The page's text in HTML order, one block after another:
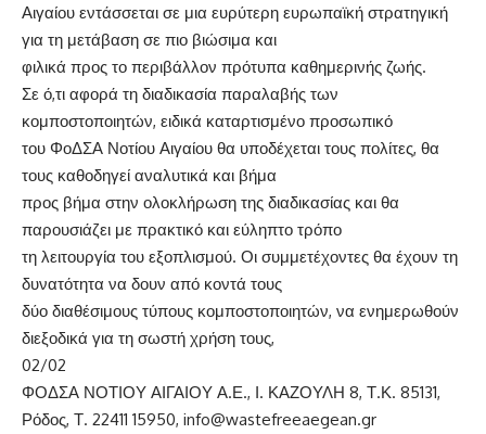
Αιγαίου εντάσσεται σε μια ευρύτερη ευρωπαϊκή στρατηγική
για τη μετάβαση σε πιο βιώσιμα και
φιλικά προς το περιβάλλον πρότυπα καθημερινής ζωής.
Σε ό,τι αφορά τη διαδικασία παραλαβής των
κομποστοποιητών, ειδικά καταρτισμένο προσωπικό
του ΦοΔΣΑ Νοτίου Αιγαίου θα υποδέχεται τους πολίτες, θα
τους καθοδηγεί αναλυτικά και βήμα
προς βήμα στην ολοκλήρωση της διαδικασίας και θα
παρουσιάζει με πρακτικό και εύληπτο τρόπο
τη λειτουργία του εξοπλισμού. Οι συμμετέχοντες θα έχουν τη
δυνατότητα να δουν από κοντά τους
δύο διαθέσιμους τύπους κομποστοποιητών, να ενημερωθούν
διεξοδικά για τη σωστή χρήση τους,
02/02
ΦΟΔΣΑ ΝΟΤΙΟΥ ΑΙΓΑΙΟΥ Α.Ε., Ι. ΚΑΖΟΥΛΗ 8, Τ.Κ. 85131,
Ρόδος, Τ. 22411 15950, info@wastefreeaegean.gr